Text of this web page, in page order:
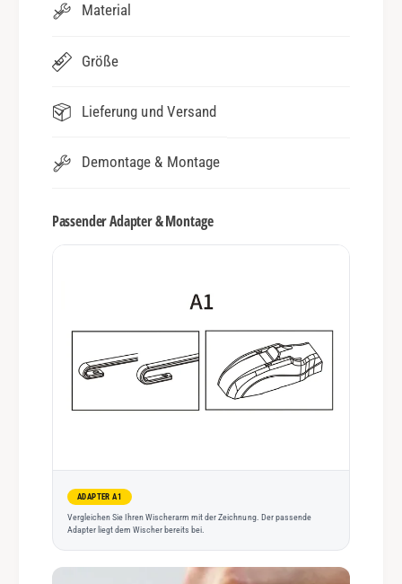
Material
Größe
Lieferung und Versand
Demontage & Montage
Passender Adapter & Montage
ADAPTER A1
Vergleichen Sie Ihren Wischerarm mit der Zeichnung. Der passende
Adapter liegt dem Wischer bereits bei.